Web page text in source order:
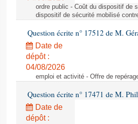
ordre public - Coût du dispositif de
dispositif de sécurité mobilisé
Question écrite n° 17512 de M.
Date de
dépôt :
04/08/2026
emploi et activité - Offre de
Question écrite n° 17471 de M.
Date de
dépôt :